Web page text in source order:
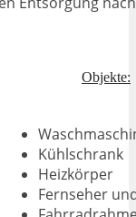
Objekte:
Kühlschrank
Heizkörper
Fernseher